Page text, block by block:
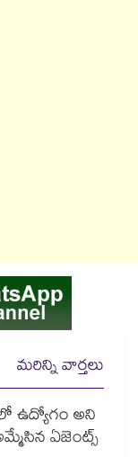
మరిన్ని వార్తలు
ఉద్యోగం అని
ఏజెంట్స్